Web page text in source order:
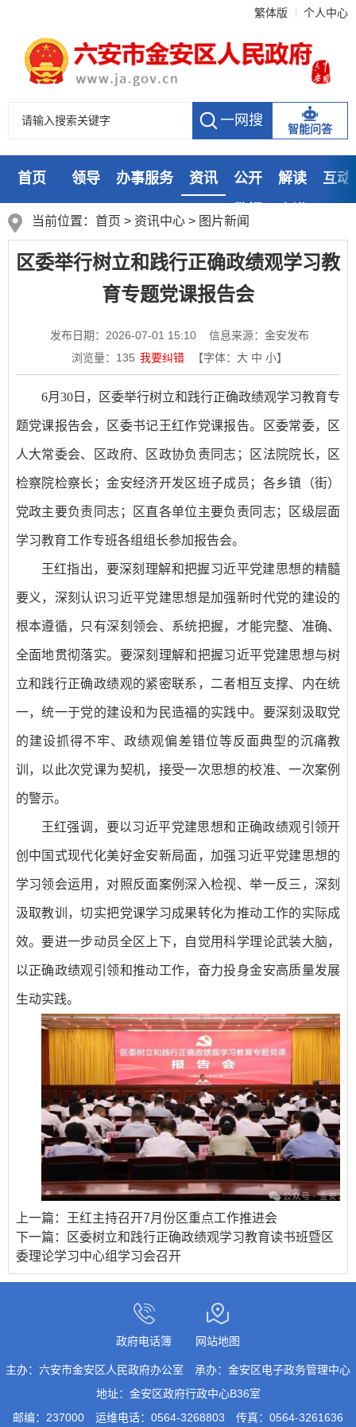
繁体版 个人中心
智能问答
首页 领导 办事服务 资讯 公开 解读
互动
当前位置： 首页 > 资讯中心 > 图片新闻
区委举行树立和践行正确政绩观学习教
育专题党课报告会
发布日期：2026-07-01 15:10
信息来源：金安发布
浏览量： 135 我要纠错 【字体： 大 中 小】
6月30日，区委举行树立和践行正确政绩观学习教育专
题党课报告会，区委书记王红作党课报告。区委常委，区
人大常委会、区政府、区政协负责同志；区法院院长，区
检察院检察长；金安经济开发区班子成员；各乡镇（街）
党政主要负责同志；区直各单位主要负责同志；区级层面
学习教育工作专班各组组长参加报告会。
王红指出，要深刻理解和把握习近平党建思想的精髓
要义，深刻认识习近平党建思想是加强新时代党的建设的
根本遵循，只有深刻领会、系统把握，才能完整、准确、
全面地贯彻落实。要深刻理解和把握习近平党建思想与树
立和践行正确政绩观的紧密联系，二者相互支撑、内在统
一，统一于党的建设和为民造福的实践中。要深刻汲取党
的建设抓得不牢、政绩观偏差错位等反面典型的沉痛教
训，以此次党课为契机，接受一次思想的校准、一次案例
的警示。
王红强调，要以习近平党建思想和正确政绩观引领开
创中国式现代化美好金安新局面，加强习近平党建思想的
学习领会运用，对照反面案例深入检视、举一反三，深刻
汲取教训，切实把党课学习成果转化为推动工作的实际成
效。要进一步动员全区上下，自觉用科学理论武装大脑，
以正确政绩观引领和推动工作，奋力投身金安高质量发展
生动实践。
上一篇： 王红主持召开7月份区重点工作推进会
下一篇：
区委树立和践行正确政绩观学习教育读书班暨区
委理论学习中心组学习会召开
政府电话簿 网站地图
主办：六安市金安区人民政府办公室
承办：金安区电子政务管理中心
地址：金安区政府行政中心B36室
邮编：237000
运维电话：0564-3268803 传真：0564-3261636